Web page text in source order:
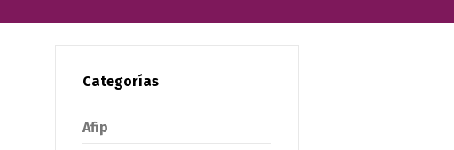
Categorías
Afip